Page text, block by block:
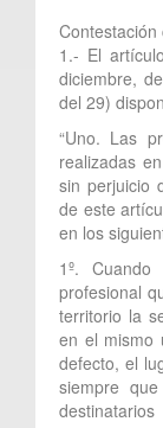
Contestación
1.- El
diciembre,
del 29)
“Uno. Las
realizadas
sin perjuicio
de este
en los
1º.
profesional
territorio la
en el mismo
defecto, el
siempre